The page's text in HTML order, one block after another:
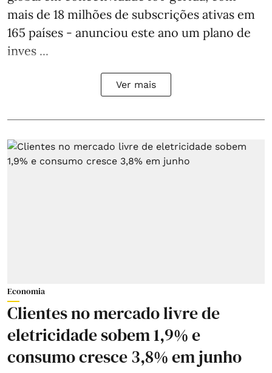
mais de 18 milhões de subscrições ativas em
165 países - anunciou este ano um plano de
inves ...
Ver mais
Economia
Clientes no mercado livre de
eletricidade sobem 1,9% e
consumo cresce 3,8% em junho